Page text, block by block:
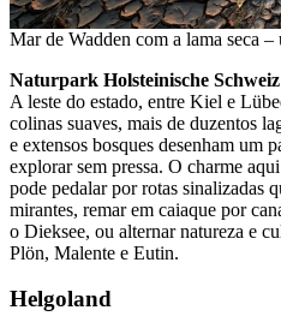
Mar de Wadden com a lama seca
Naturpark Holsteinische Schweiz
A leste do estado, entre Kiel e
colinas suaves, mais de duzentos
e extensos bosques desenham um
explorar sem pressa. O charme
pode pedalar por rotas sinalizadas
mirantes, remar em caiaque por
o Dieksee, ou alternar natureza e
Plön, Malente e Eutin.
Helgoland